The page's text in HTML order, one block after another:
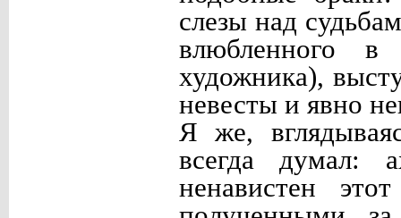
слезы над
влюбленного
художника),
невесты и явно
Я же,
всегда думал:
ненавистен